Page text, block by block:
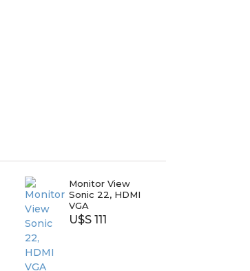
Monitor View
Sonic 22, HDMI
VGA
U$S 111